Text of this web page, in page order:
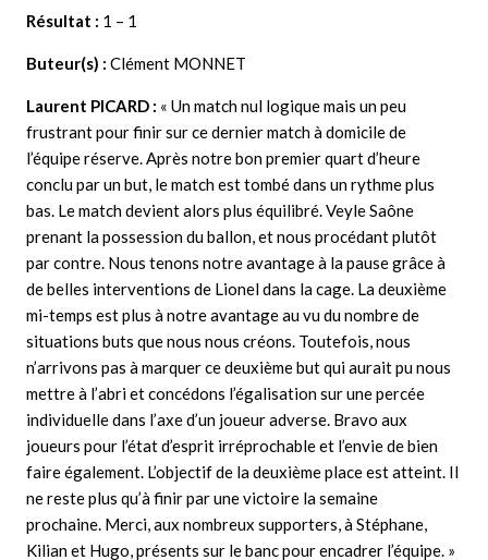
Résultat : 1 – 1
Buteur(s) : Clément MONNET
Laurent PICARD : « Un match nul logique mais un peu
frustrant pour finir sur ce dernier match à domicile de
l’équipe réserve. Après notre bon premier quart d’heure
conclu par un but, le match est tombé dans un rythme plus
bas. Le match devient alors plus équilibré. Veyle Saône
prenant la possession du ballon, et nous procédant plutôt
par contre. Nous tenons notre avantage à la pause grâce à
de belles interventions de Lionel dans la cage. La deuxième
mi-temps est plus à notre avantage au vu du nombre de
situations buts que nous nous créons. Toutefois, nous
n’arrivons pas à marquer ce deuxième but qui aurait pu nous
mettre à l’abri et concédons l’égalisation sur une percée
individuelle dans l’axe d’un joueur adverse. Bravo aux
joueurs pour l’état d’esprit irréprochable et l’envie de bien
faire également. L’objectif de la deuxième place est atteint. Il
ne reste plus qu’à finir par une victoire la semaine
prochaine. Merci, aux nombreux supporters, à Stéphane,
Kilian et Hugo, présents sur le banc pour encadrer l’équipe. »